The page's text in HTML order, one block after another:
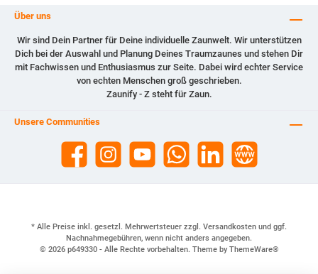
Über uns
Wir sind Dein Partner für Deine individuelle Zaunwelt. Wir unterstützen
Dich bei der Auswahl und Planung Deines Traumzaunes und stehen Dir
mit Fachwissen und Enthusiasmus zur Seite. Dabei wird echter Service
von echten Menschen groß geschrieben.
Zaunify - Z steht für Zaun.
Unsere Communities
* Alle Preise inkl. gesetzl. Mehrwertsteuer zzgl. Versandkosten und ggf.
Nachnahmegebühren, wenn nicht anders angegeben.
© 2026 p649330 - Alle Rechte vorbehalten. Theme by ThemeWare®